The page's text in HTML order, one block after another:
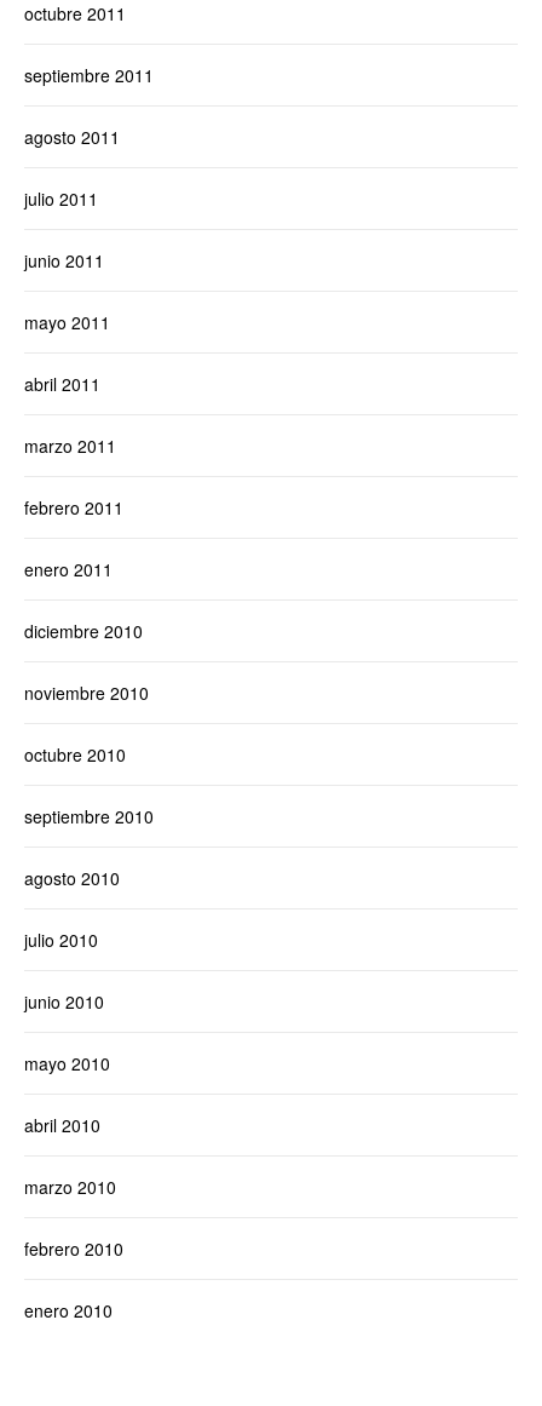
octubre 2011
septiembre 2011
agosto 2011
julio 2011
junio 2011
mayo 2011
abril 2011
marzo 2011
febrero 2011
enero 2011
diciembre 2010
noviembre 2010
octubre 2010
septiembre 2010
agosto 2010
julio 2010
junio 2010
mayo 2010
abril 2010
marzo 2010
febrero 2010
enero 2010